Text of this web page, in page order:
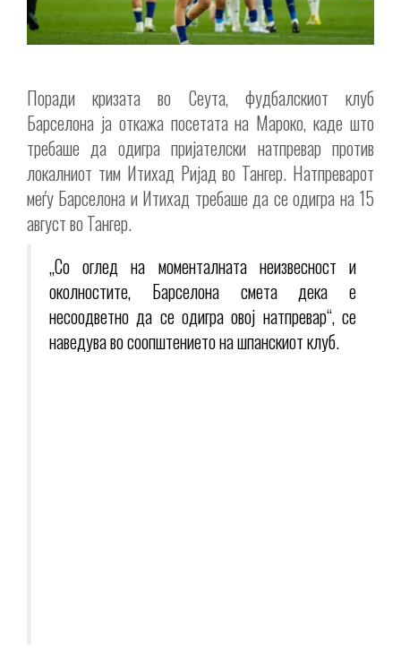
Поради кризата во Сеута, фудбалскиот клуб
Барселона ја откажа посетата на Мароко, каде што
требаше да одигра пријателски натпревар против
локалниот тим Итихад Ријад во Тангер. Натпреварот
меѓу Барселона и Итихад требаше да се одигра на 15
август во Тангер.
„Со оглед на моменталната неизвесност и
околностите, Барселона смета дека е
несоодветно да се одигра овој натпревар“, се
наведува во соопштението на шпанскиот клуб.